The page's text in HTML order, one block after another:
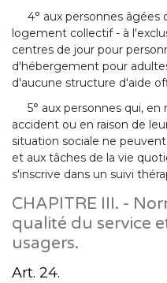
4° aux personnes âgées
logement collectif - à
centres de jour pour
d'hébergement pour
d'aucune structure d'aide
5° aux personnes qui,
accident ou en raison de
situation sociale ne
et aux tâches de la vie
s'inscrive dans un suivi
CHAPITRE III. -
qualité du service
usagers.
Art. 24.